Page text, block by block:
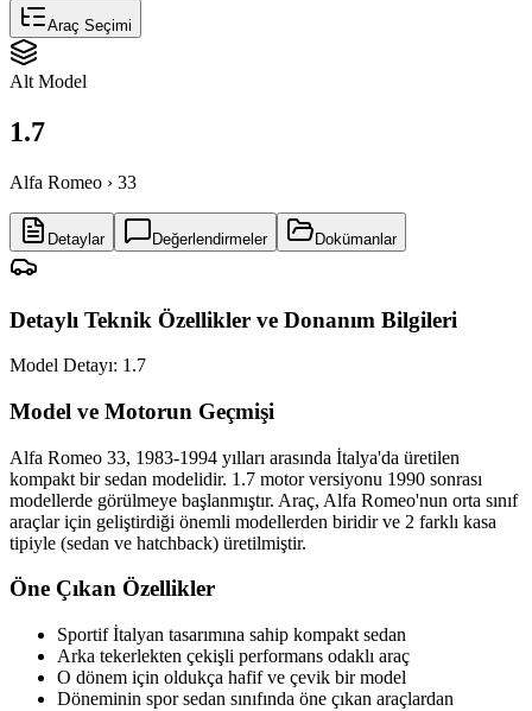
Araç Seçimi
Alt Model
1.7
Alfa Romeo › 33
Detaylar Değerlendirmeler Dokümanlar
Detaylı Teknik Özellikler ve Donanım Bilgileri
Model Detayı: 1.7
Model ve Motorun Geçmişi
Alfa Romeo 33, 1983-1994 yılları arasında İtalya'da üretilen
kompakt bir sedan modelidir. 1.7 motor versiyonu 1990 sonrası
modellerde görülmeye başlanmıştır. Araç, Alfa Romeo'nun orta sınıf
araçlar için geliştirdiği önemli modellerden biridir ve 2 farklı kasa
tipiyle (sedan ve hatchback) üretilmiştir.
Öne Çıkan Özellikler
Sportif İtalyan tasarımına sahip kompakt sedan
Arka tekerlekten çekişli performans odaklı araç
O dönem için oldukça hafif ve çevik bir model
Döneminin spor sedan sınıfında öne çıkan araçlardan